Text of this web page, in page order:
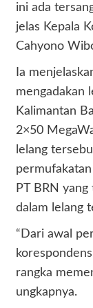
ini ada
jelas Kepala
Cahyono
Ia
mengadakan
Kalimantan
2×50
lelang
PT BRN
dalam lelang
“Dari awal
rangka
ungkapnya.